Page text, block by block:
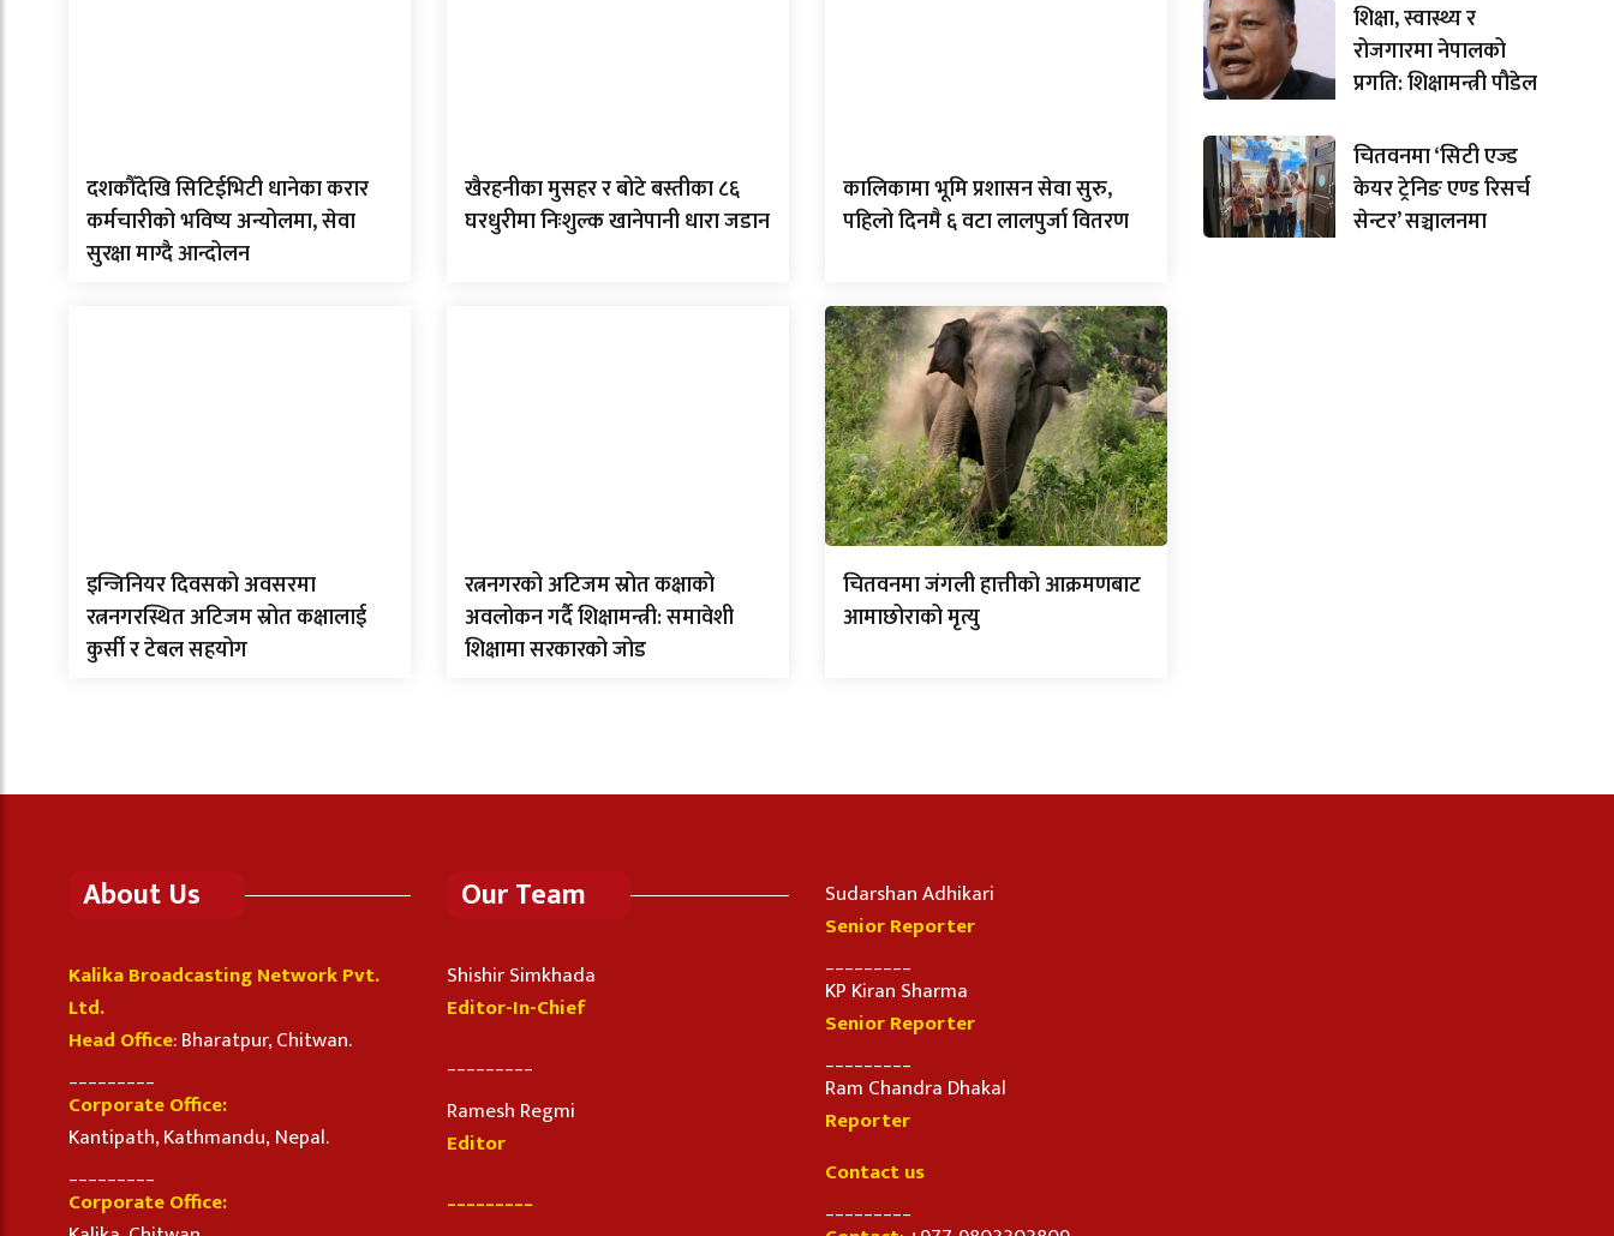
दशकौँदेखि सिटिईभिटी धानेका करार
कर्मचारीको भविष्य अन्योलमा, सेवा
सुरक्षा माग्दै आन्दोलन
खैरहनीका मुसहर र बोटे बस्तीका ८६
घरधुरीमा निःशुल्क खानेपानी धारा जडान
कालिकामा भूमि प्रशासन सेवा सुरु,
पहिलो दिनमै ६ वटा लालपुर्जा वितरण
इन्जिनियर दिवसको अवसरमा
रत्ननगरस्थित अटिजम स्रोत कक्षालाई
कुर्सी र टेबल सहयोग
रत्ननगरको अटिजम स्रोत कक्षाको
अवलोकन गर्दै शिक्षामन्त्री: समावेशी
शिक्षामा सरकारको जोड
चितवनमा जंगली हात्तीको आक्रमणबाट
आमाछोराको मृत्यु
शिक्षा, स्वास्थ्य र
रोजगारमा नेपालको
प्रगति: शिक्षामन्त्री पौडेल
चितवनमा ‘सिटी एज्ड
केयर ट्रेनिङ एण्ड रिसर्च
सेन्टर’ सञ्चालनमा
About Us
Kalika Broadcasting Network Pvt.
Ltd.
Head Office: Bharatpur, Chitwan.
Corporate Office:
Kantipath, Kathmandu, Nepal.
Corporate Office:
Our Team
Shishir Simkhada
Editor-In-Chief
Ramesh Regmi
Editor
_________
Sudarshan Adhikari
Senior Reporter
KP Kiran Sharma
Senior Reporter
Ram Chandra Dhakal
Reporter
Contact us